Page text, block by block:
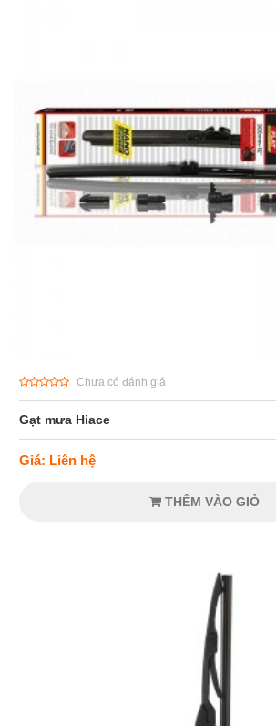
Chưa có đánh giá
Gạt mưa Hiace
Giá: Liên hệ
THÊM VÀO GIỎ